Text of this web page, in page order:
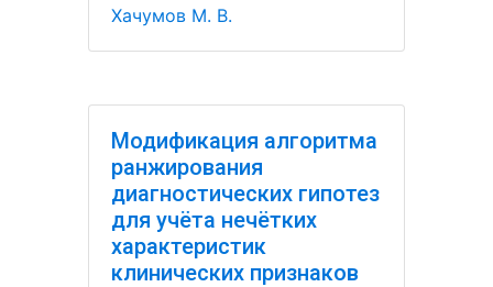
Хачумов М. В.
Модификация алгоритма
ранжирования
диагностических гипотез
для учёта нечётких
характеристик
клинических признаков